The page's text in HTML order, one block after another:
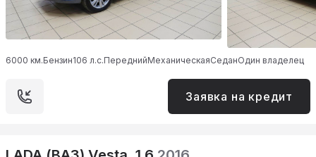
6000 км.Бензин106 л.с.ПереднийМеханическаяСеданОдин владелец
Заявка на кредит